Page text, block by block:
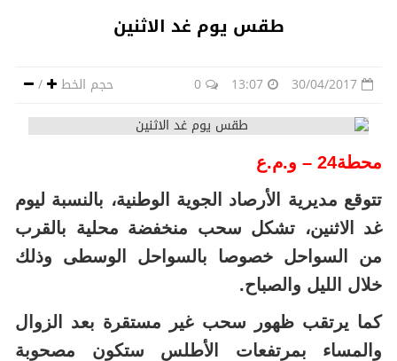
طقس يوم غد الاثنين
حجم الخط / 30/04/2017
13:07
0
محطة24 – و.م.ع
تتوقع مديرية الأرصاد الجوية الوطنية، بالنسبة ليوم
غد الاثنين، تشكل سحب منخفضة محلية بالقرب
من السواحل خصوصا بالسواحل الوسطى وذلك
خلال الليل والصباح.
كما يرتقب ظهور سحب غير مستقرة بعد الزوال
والمساء بمرتفعات الأطلس ستكون مصحوبة